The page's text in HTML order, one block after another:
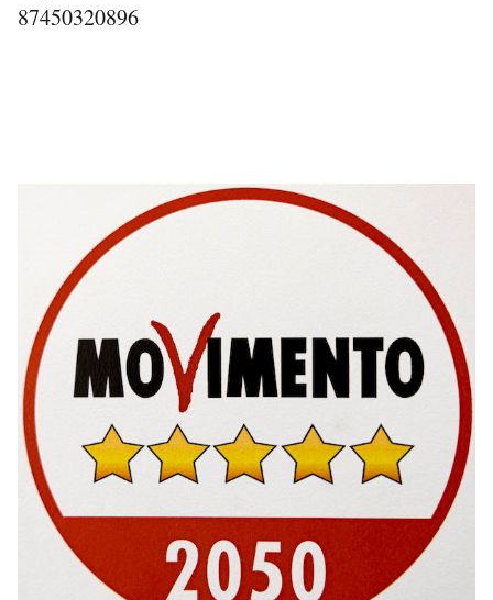
87450320896